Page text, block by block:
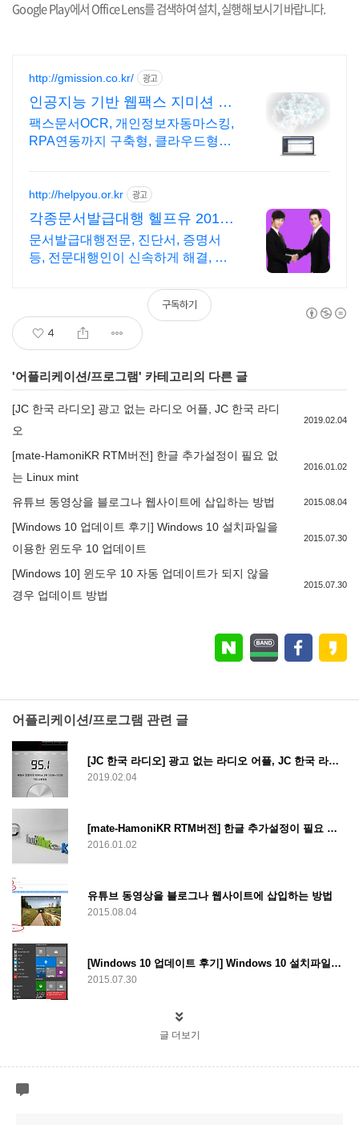
Google Play에서Office Lens를 검색하여 설치,실행해 보시기 바랍니다.
http://gmission.co.kr/ 광고
인공지능 기반 웹팩스 지미션 22
년팩스전문기업
팩스문서OCR, 개인정보자동마스킹,
RPA연동까지 구축형, 클라우드형
비스
http://helpyou.or.kr 광고
각종문서발급대행 헬프유 2011
년개업 압도적 재이용
문서발급대행전문, 진단서, 증명서
등, 전문대행인이 신속하게 해결, 저
는 헬프유를 기억하세요. 어떤 상황
이던 해결이 가능합니다.
4
구독하기
'어플리케이션/프로그램' 카테고리의 다른 글
[JC 한국 라디오] 광고 없는 라디오 어플, JC 한국 라디
오
2019.02.04
[mate-HamoniKR RTM버전] 한글 추가설정이 필요 없
는 Linux mint
2016.01.02
유튜브 동영상을 블로그나 웹사이트에 삽입하는 방법 2015.08.04
[Windows 10 업데이트 후기] Windows 10 설치파일을
이용한 윈도우 10 업데이트
2015.07.30
[Windows 10] 윈도우 10 자동 업데이트가 되지 않을
경우 업데이트 방법
2015.07.30
어플리케이션/프로그램 관련 글
[JC 한국 라디오] 광고 없는 라디오 어플, JC 한국 라디오
2019.02.04
[mate-HamoniKR RTM버전] 한글 추가설정이 필요 없는 Linux mint
2016.01.02
유튜브 동영상을 블로그나 웹사이트에 삽입하는 방법
2015.08.04
[Windows 10 업데이트 후기] Windows 10 설치파일을 이용한 윈도우 10 업데이트
2015.07.30
글 더보기